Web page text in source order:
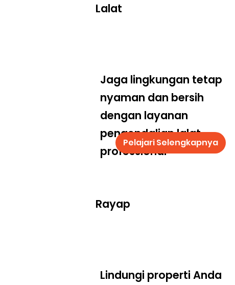
Lalat
Jaga lingkungan tetap
nyaman dan bersih
dengan layanan
pengendalian lalat
professional
Pelajari Selengkapnya
Rayap
Lindungi properti Anda